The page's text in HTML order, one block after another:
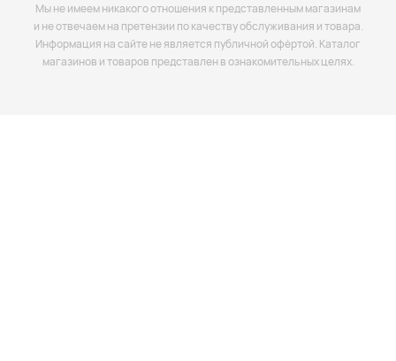
Мы не имеем никакого отношения к представленным магазинам
и не отвечаем на претензии по качеству обслуживания и товара.
Информация на сайте не является публичной офёртой. Каталог
магазинов и товаров представлен в ознакомительных целях.